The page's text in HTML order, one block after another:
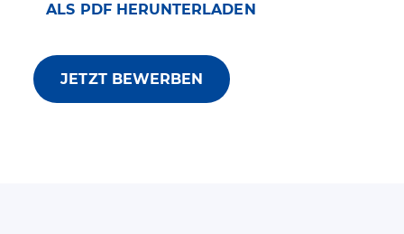
ALS PDF HERUNTERLADEN
JETZT BEWERBEN